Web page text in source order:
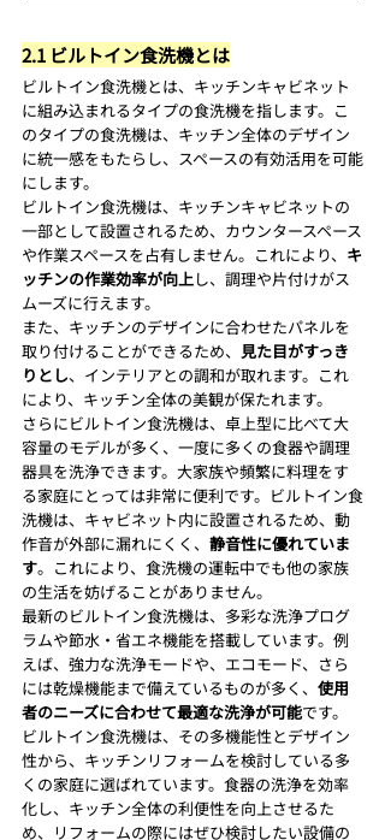
2.1 ビルトイン食洗機とは
ビルトイン食洗機とは、キッチンキャビネット
に組み込まれるタイプの食洗機を指します。こ
のタイプの食洗機は、キッチン全体のデザイン
に統一感をもたらし、スペースの有効活用を可能
にします。
ビルトイン食洗機は、キッチンキャビネットの
一部として設置されるため、カウンタースペース
や作業スペースを占有しません。これにより、 キ
ッチンの作業効率が向上し、調理や片付けがス
ムーズに行えます。
また、キッチンのデザインに合わせたパネルを
取り付けることができるため、 見た目がすっき
りとし、インテリアとの調和が取れます。これ
により、キッチン全体の美観が保たれます。
さらにビルトイン食洗機は、卓上型に比べて大
容量のモデルが多く、一度に多くの食器や調理
器具を洗浄できます。大家族や頻繁に料理をす
る家庭にとっては非常に便利です。ビルトイン食
洗機は、キャビネット内に設置されるため、動
作音が外部に漏れにくく、 静音性に優れていま
す。これにより、食洗機の運転中でも他の家族
の生活を妨げることがありません。
最新のビルトイン食洗機は、多彩な洗浄プログ
ラムや節水・省エネ機能を搭載しています。例
えば、強力な洗浄モードや、エコモード、さら
には乾燥機能まで備えているものが多く、 使用
者のニーズに合わせて最適な洗浄が可能です。
ビルトイン食洗機は、その多機能性とデザイン
性から、キッチンリフォームを検討している多
くの家庭に選ばれています。食器の洗浄を効率
化し、キッチン全体の利便性を向上させるた
め、リフォームの際にはぜひ検討したい設備の